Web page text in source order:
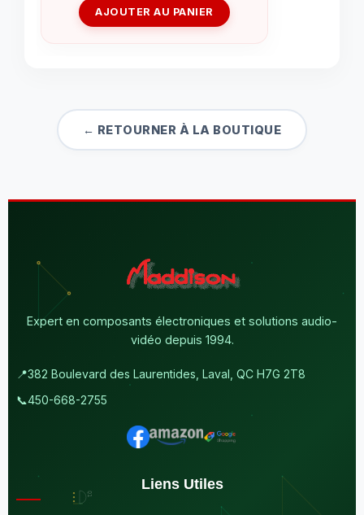
AJOUTER AU PANIER
← RETOURNER À LA BOUTIQUE
Expert en composants électroniques et solutions audio-
vidéo depuis 1994.
📍382 Boulevard des Laurentides, Laval, QC H7G 2T8
📞450-668-2755
Liens Utiles